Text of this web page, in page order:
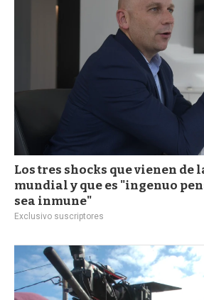
Los tres shocks que vienen de
mundial y que es "ingenuo
sea inmune"
Exclusivo suscriptores